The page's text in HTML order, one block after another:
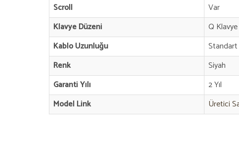
Scroll
Var
Klavye Düzeni
Q Klavye
Kablo Uzunluğu
Standart
Renk
Siyah
Garanti Yılı
2 Yıl
Model Link
Üretici